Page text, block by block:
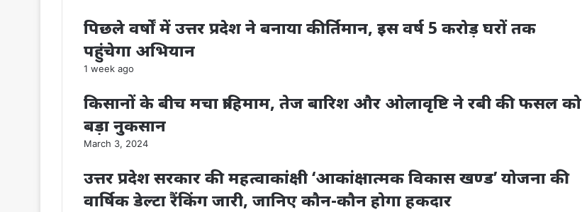
पिछले वर्षों में उत्तर प्रदेश ने बनाया कीर्तिमान, इस वर्ष 5 करोड़ घरों तक
पहुंचेगा अभियान
1 week ago
किसानों के बीच मचा त्राहिमाम, तेज बारिश और ओलावृष्टि ने रबी की फसल को
बड़ा नुकसान
March 3, 2024
उत्तर प्रदेश सरकार की महत्वाकांक्षी ‘आकांक्षात्मक विकास खण्ड’ योजना की
वार्षिक डेल्टा रैंकिंग जारी, जानिए कौन-कौन होगा हकदार